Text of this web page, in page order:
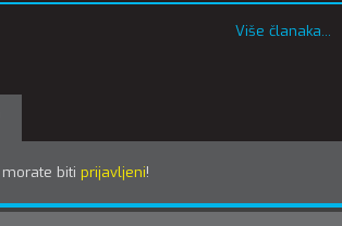
Više članaka...
biti prijavljeni!